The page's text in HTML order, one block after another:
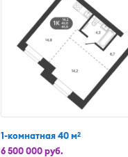
1-комнатная 40 м2
6 500 000 руб.